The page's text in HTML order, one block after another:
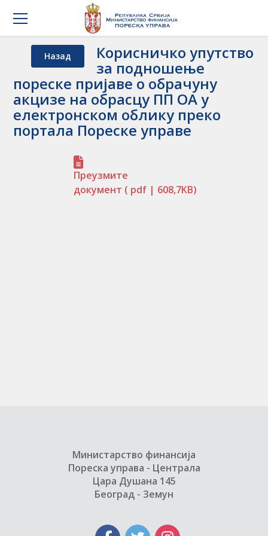
Назад Корисничко упутство
за подношење
пореске пријаве о обрачуну
акцизе на обрасцу ПП ОА у
електронском облику преко
портала Пореске управе
Преузмите
документ ( pdf | 608,7KB)
Министарство финансија
Пореска управа - Централа
Цара Душана 145
Београд - Земун